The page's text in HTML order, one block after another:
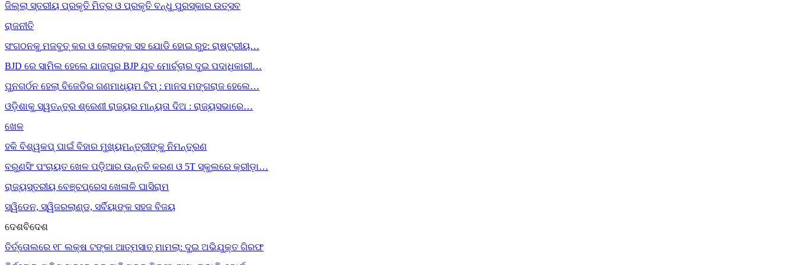
ଜିଲ୍ଲା ସ୍ତରୀୟ ପ୍ରକୃତି ମିତ୍ର ଓ ପ୍ରକୃତି ବନ୍ଧୁ ପୁରସ୍କାର ଉତ୍ସବ
ରାଜନୀତି
ସଂଗଠନକୁ ମଜବୁତ୍ କର ଓ ଲୋକଙ୍କ ସହ ଯୋଡି ହୋଇ ରୁହ: ରାଷ୍ଟ୍ରୀୟ…
BJD ରେ ସାମିଲ ହେଲେ ଯାଜପୁର BJP ଯୁବ ମୋର୍ଚ୍ଚାର ଦୁଇ ପଦାଧିକାରୀ…
ପୁନଗର୍ଠନ ହେଲା ବିଜେଡିର ଗଣମାଧ୍ୟମ ଟିମ୍ : ମାନସ ମଙ୍ଗରାଜ ହେଲେ…
ଓଡ଼ିଶାକୁ ସ୍ୱତନ୍ତ୍ର ଶ୍ରେଣୀ ରାଜ୍ୟର ମାନ୍ୟତା ଦିଅ : ରାଜ୍ୟସଭାରେ…
ଖେଳ
ହକି ବିଶ୍ୱକପ୍ ପାଇଁ ବିହାର ମୁଖ୍ୟମନ୍ତ୍ରୀଙ୍କୁ ନିମନ୍ତ୍ରଣ
ବରୁଣସିଂ ପଂଚାୟତ ଖେଳ ପଡ଼ିଆର ଉନ୍ନତି କରଣ ଓ 5T ସ୍କୁଲରେ କ୍ରୀଡ଼ା…
ରାଜ୍ୟସ୍ତରୀୟ ବେଞ୍ଚପ୍ରେସ ଖେଳାଳି ଘାସିରାମ
ସ୍ୱିଡେନ, ସ୍ୱିଜରଲାଣ୍ଡ, ସର୍ବିୟାଙ୍କ ସହଜ ବିଜୟ
ଦେଶବିଦେଶ
ତିର୍ତ୍ତୋଲରେ ୧୮ ଲକ୍ଷ ଟଙ୍କା ଆତ୍ମସାତ୍ ମାମଲା: ଦୁଇ ଅଭିଯୁକ୍ତ ଗିରଫ